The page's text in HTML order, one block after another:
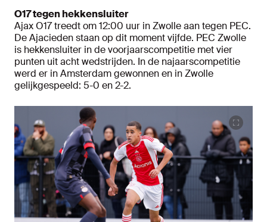
O17 tegen hekkensluiter
Ajax O17 treedt om 12:00 uur in Zwolle aan tegen PEC.
De Ajacieden staan op dit moment vijfde. PEC Zwolle
is hekkensluiter in de voorjaarscompetitie met vier
punten uit acht wedstrijden. In de najaarscompetitie
werd er in Amsterdam gewonnen en in Zwolle
gelijkgespeeld: 5-0 en 2-2.